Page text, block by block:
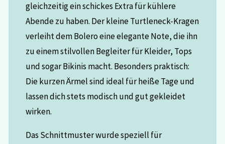
gleichzeitig ein schickes Extra für kühlere
Abende zu haben. Der kleine Turtleneck-Kragen
verleiht dem Bolero eine elegante Note, die ihn
zu einem stilvollen Begleiter für Kleider, Tops
und sogar Bikinis macht. Besonders praktisch:
Die kurzen Ärmel sind ideal für heiße Tage und
lassen dich stets modisch und gut gekleidet
wirken.
Das Schnittmuster wurde speziell für